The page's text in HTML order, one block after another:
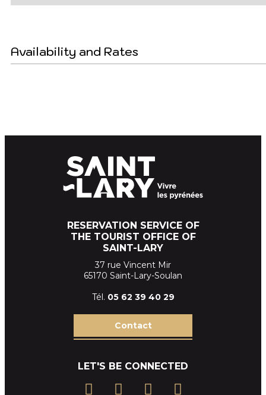
Availability and Rates
RESERVATION SERVICE OF
THE TOURIST OFFICE OF
SAINT-LARY
37 rue Vincent Mir
65170 Saint-Lary-Soulan
Tél. 05 62 39 40 29
Contact
LET'S BE CONNECTED